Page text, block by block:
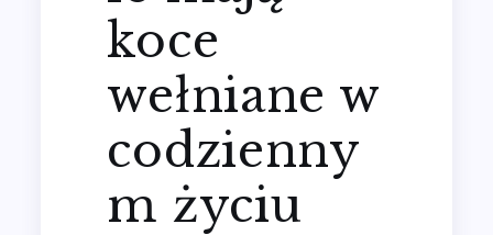
koce
wełniane w
codzienny
m życiu